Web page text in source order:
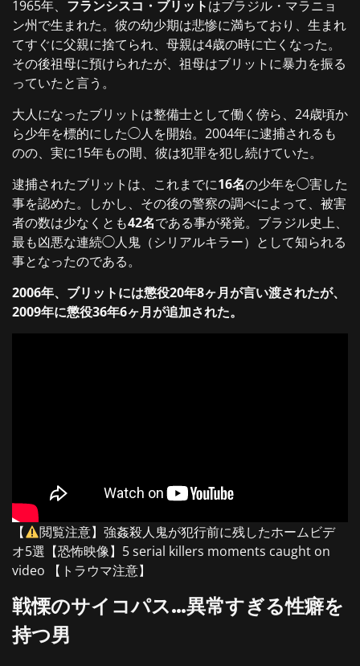
1965年、 フランシスコ・ブリットはブラジル・マラニョ
ン州で生まれた。彼の幼少期は悲惨に満ちており、生まれ
てすぐに父親に捨てられ、母親は4歳の時に亡くなった。
その後祖母に預けられたが、祖母はブリットに暴力を振る
っていたと言う。
大人になったブリットは整備士として働く傍ら、24歳頃か
ら少年を標的にした◯人を開始。2004年に逮捕されるも
のの、実に15年もの間、彼は犯罪を犯し続けていた。
逮捕されたブリットは、これまでに16名の少年を◯害した
事を認めた。しかし、その後の警察の調べによって、被害
者の数は少なくとも42名である事が発覚。ブラジル史上、
最も凶悪な連続◯人鬼（シリアルキラー）として知られる
事となったのである。
2006年、ブリットには懲役20年8ヶ月が言い渡されたが、
2009年に懲役36年6ヶ月が追加された。
【
閲覧注意】強姦殺人鬼が犯行前に残したホームビデ
オ5選【恐怖映像】5 serial killers moments caught on
video 【トラウマ注意】
戦慄のサイコパス…異常すぎる性癖を
持つ男